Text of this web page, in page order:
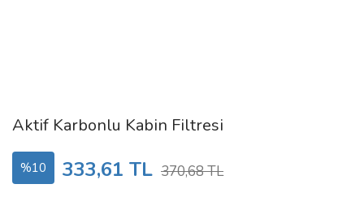
Aktif Karbonlu Kabin Filtresi
%10 333,61 TL 370,68 TL